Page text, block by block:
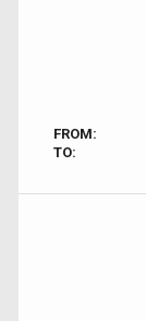
FROM:
TO: